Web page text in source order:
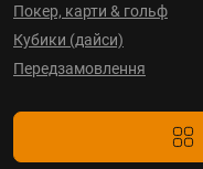
Покер, карти & гольф
Кубики (дайси)
Передзамовлення